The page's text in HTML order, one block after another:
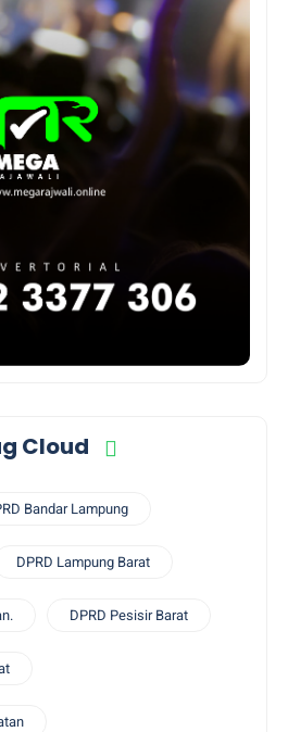
Cloud
Bandar Lampung
DPRD Lampung Barat
DPRD Pesisir Barat